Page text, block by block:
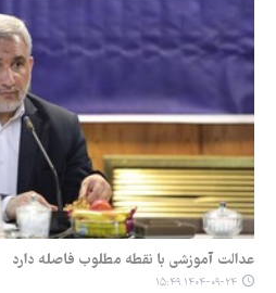
عدالت آموزشی با نقطه مطلوب فاصله دارد
۱۴۰۴-۰۹-۲۴ ۱۵:۴۹